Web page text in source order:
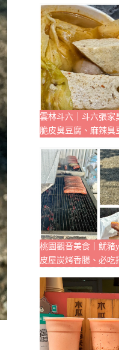
雲林斗六｜斗六張家
脆皮臭豆腐、麻辣臭
桃園觀音美食｜魷豬
皮屋炭烤香腸、必吃